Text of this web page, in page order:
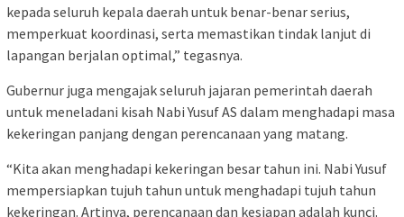
kepada seluruh kepala daerah untuk benar-benar serius,
memperkuat koordinasi, serta memastikan tindak lanjut di
lapangan berjalan optimal,” tegasnya.
Gubernur juga mengajak seluruh jajaran pemerintah daerah
untuk meneladani kisah Nabi Yusuf AS dalam menghadapi masa
kekeringan panjang dengan perencanaan yang matang.
“Kita akan menghadapi kekeringan besar tahun ini. Nabi Yusuf
mempersiapkan tujuh tahun untuk menghadapi tujuh tahun
kekeringan. Artinya, perencanaan dan kesiapan adalah kunci.